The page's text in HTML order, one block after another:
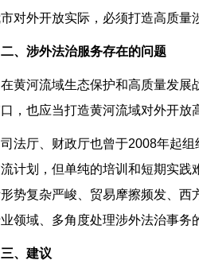
对外开放实际，必须打造高质量
二、涉外法治服务存在的问题
在黄河流域生态保护和高质量发展
，也应当打造黄河流域对外开放
司法厅、财政厅也曾于2008年起
计划，但单纯的培训和短期实
势复杂严峻、贸易摩擦频发、西
领域、多角度处理涉外法治事务
三、建议